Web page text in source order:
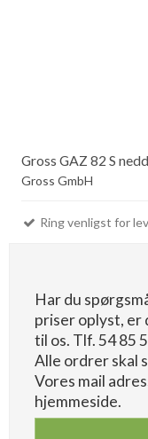
Gross GAZ 82 S
Gross GmbH
Ring venligst for
Har du
priser oplyst, er
til os. Tlf. 54 85
Alle ordrer skal
Vores mail
hjemmeside.